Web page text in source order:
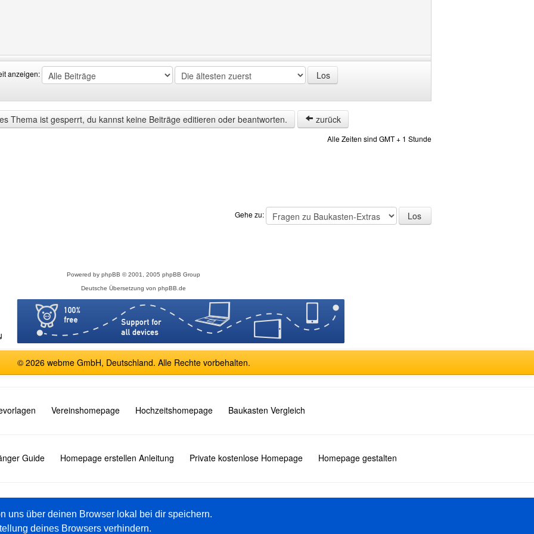
besuchen: icecube-sdt
anzeigen:
Thema ist gesperrt, du kannst keine Beiträge editieren oder beantworten. zurück
Alle Zeiten sind GMT + 1 Stunde
Gehe zu:
Powered by phpBB © 2001, 2005 phpBB Group
Deutsche Übersetzung von phpBB.de
© 2026 webme GmbH, Deutschland. Alle Rechte vorbehalten.
Vereinshomepage Hochzeitshomepage Baukasten Vergleich
Guide Homepage erstellen Anleitung Private kostenlose Homepage Homepage gestalten
uns über deinen Browser lokal bei dir speichern.
deines Browsers verhindern.